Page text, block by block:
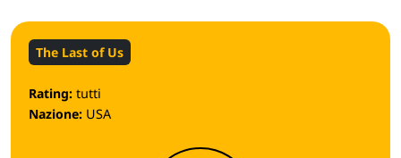
The Last of Us
Rating: tutti
Nazione: USA